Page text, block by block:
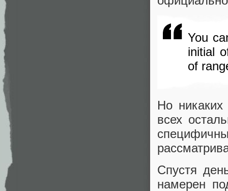
You
initial
of
Но
всех
Спустя
намерен